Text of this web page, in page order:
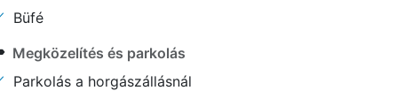
Büfé
Megközelítés és parkolás
Parkolás a horgászállásnál